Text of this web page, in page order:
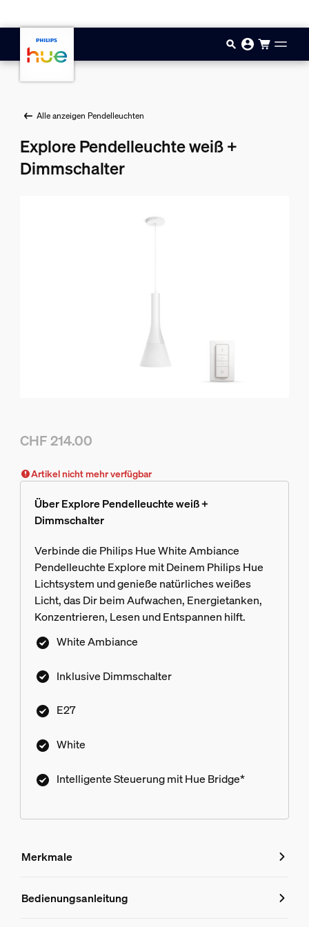
Alle anzeigen Pendelleuchten
Explore Pendelleuchte weiß +
Dimmschalter
CHF 214.00
Artikel nicht mehr verfügbar
Über Explore Pendelleuchte weiß +
Dimmschalter
Verbinde die Philips Hue White Ambiance
Pendelleuchte Explore mit Deinem Philips Hue
Lichtsystem und genieße natürliches weißes
Licht, das Dir beim Aufwachen, Energietanken,
Konzentrieren, Lesen und Entspannen hilft.
White Ambiance
Inklusive Dimmschalter
E27
White
Intelligente Steuerung mit Hue Bridge*
Merkmale
Merkmale
Bedienungsanleitung